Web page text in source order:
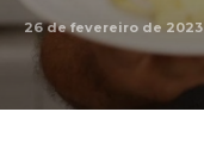
26 de fevereiro de 2023